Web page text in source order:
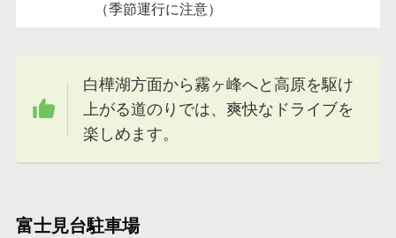
（季節運行に注意）
白樺湖方面から霧ヶ峰へと高原を駆け
上がる道のりでは、爽快なドライブを
楽しめます。
富士見台駐車場